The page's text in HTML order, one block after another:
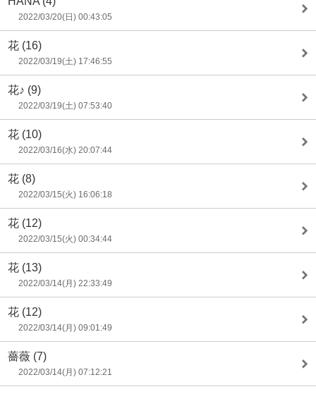
2022/03/20(日) 00:43:05
花 (16)
2022/03/19(土) 17:46:55
花♪ (9)
2022/03/19(土) 07:53:40
花 (10)
2022/03/16(水) 20:07:44
花 (8)
2022/03/15(火) 16:06:18
花 (12)
2022/03/15(火) 00:34:44
花 (13)
2022/03/14(月) 22:33:49
花 (12)
2022/03/14(月) 09:01:49
薔薇 (7)
2022/03/14(月) 07:12:21